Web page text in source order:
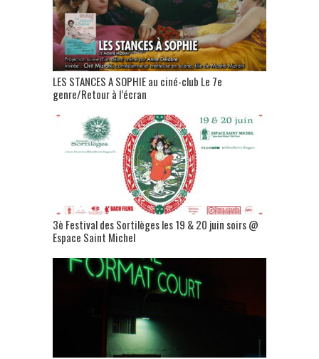
LES STANCES A SOPHIE au ciné-club Le 7e
genre/Retour à l’écran
3è Festival des Sortilèges les 19 & 20 juin soirs @
Espace Saint Michel